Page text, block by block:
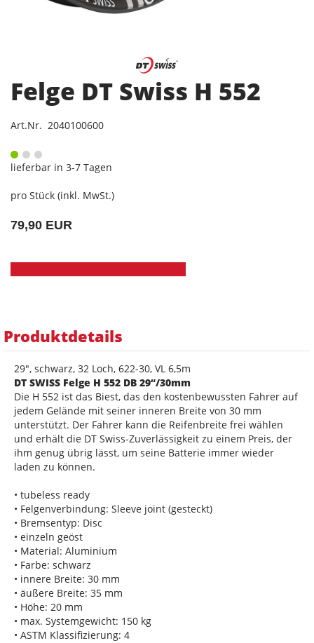
Felge DT Swiss H 552
Art.Nr. 2040100600
lieferbar in 3-7 Tagen
pro Stück (inkl. MwSt.)
79,90 EUR
Produktdetails
29", schwarz, 32 Loch, 622-30, VL 6,5m
DT SWISS Felge H 552 DB 29“/30mm
Die H 552 ist das Biest, das den kostenbewussten Fahrer auf
jedem Gelände mit seiner inneren Breite von 30 mm
unterstützt. Der Fahrer kann die Reifenbreite frei wählen
und erhält die DT Swiss-Zuverlässigkeit zu einem Preis, der
ihm genug übrig lässt, um seine Batterie immer wieder
laden zu können.
• tubeless ready
• Felgenverbindung: Sleeve joint (gesteckt)
• Bremsentyp: Disc
• einzeln geöst
• Material: Aluminium
• Farbe: schwarz
• innere Breite: 30 mm
• äußere Breite: 35 mm
• Höhe: 20 mm
• max. Systemgewicht: 150 kg
• ASTM Klassifizierung: 4